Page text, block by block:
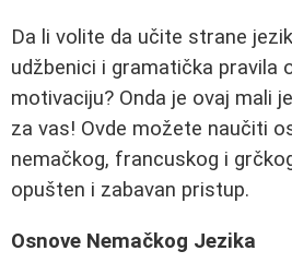
Da li volite da učite strane
udžbenici i gramatička pravila
motivaciju? Onda je ovaj mali
za vas! Ovde možete naučiti
nemačkog, francuskog i
opušten i zabavan pristup.
Osnove Nemačkog Jezika